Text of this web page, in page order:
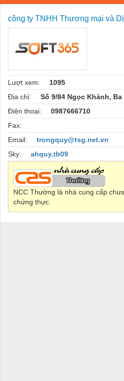
công ty TNHH Thương mại và
Lượt xem:
1095
Địa chỉ:
Số 9/84 Ngọc Khánh,
Điện thoại:
0987666710
Fax:
Email:
trongquy@tsg.net.vn
Sky:
ahquy.tb09
NCC Thường là nhà cung cấp
chứng thực.